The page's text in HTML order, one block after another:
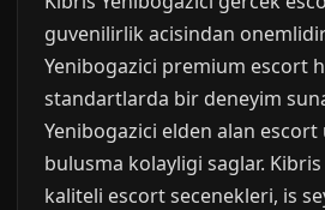
guvenilirlik acisindan
Yenibogazici premium escort
standartlarda bir deneyim
Yenibogazici elden alan
bulusma kolayligi saglar.
kaliteli escort secenekleri, is